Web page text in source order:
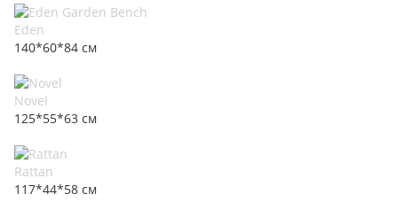
Eden
140*60*84 см
Novel
125*55*63 см
Rattan
117*44*58 см